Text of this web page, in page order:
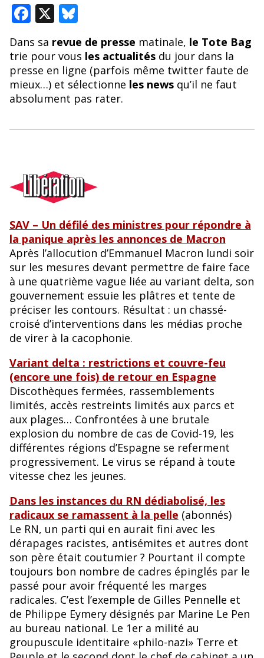
F
e
b
o
o
k
X Bl
u
e
sk
y
Dans sa revue de presse matinale, le Tote Bag
trie pour vous les actualitésdu jour dans la
presse en ligne (parfois même twitter faute de
mieux…) et sélectionne les newsqu’il ne faut
absolument pas rater.
SAV – Un défilé des ministres pour répondre à
la panique après les annonces de Macron
Après l’allocution d’Emmanuel Macron lundi soir
sur les mesures devant permettre de faire face
à une quatrième vague liée au variant delta, son
gouvernement essuie les plâtres et tente de
préciser les contours. Résultat : un chassé-
croisé d’interventions dans les médias proche
de virer à la cacophonie.
Variant delta : restrictions et couvre-feu
(encore une fois) de retour en Espagne
Discothèques fermées, rassemblements
limités, accès restreints limités aux parcs et
aux plages… Confrontées à une brutale
explosion du nombre de cas de Covid-19, les
différentes régions d’Espagne se referment
progressivement. Le virus se répand à toute
vitesse chez les jeunes.
Dans les instances du RN dédiabolisé, les
radicaux se ramassent à la pelle (abonnés)
Le RN, un parti qui en aurait fini avec les
dérapages racistes, antisémites et autres dont
son père était coutumier ? Pourtant il compte
toujours bon nombre de cadres épinglés par le
passé pour avoir fréquenté les marges
radicales. C’est l’exemple de Gilles Pennelle et
de Philippe Eymery désignés par Marine Le Pen
au bureau national. Le 1er a milité au
groupuscule identitaire «philo-nazi» Terre et